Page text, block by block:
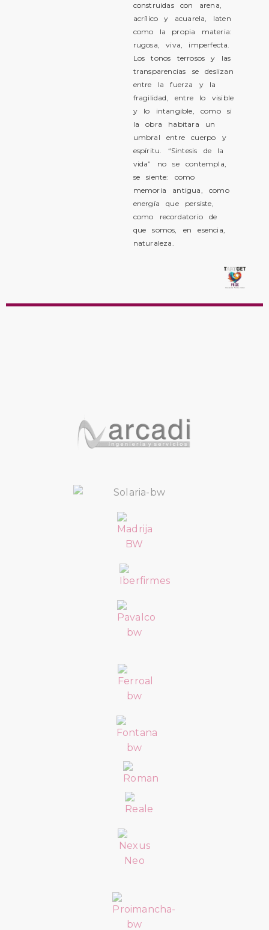
construidas con arena,
acrílico y acuarela, laten
como la propia materia:
rugosa, viva, imperfecta.
Los tonos terrosos y las
transparencias se deslizan
entre la fuerza y la
fragilidad, entre lo visible
y lo intangible, como si
la obra habitara un
umbral entre cuerpo y
espíritu. “Sintesis de la
vida” no se contempla,
se siente: como
memoria antigua, como
energía que persiste,
como recordatorio de
que somos, en esencia,
naturaleza.